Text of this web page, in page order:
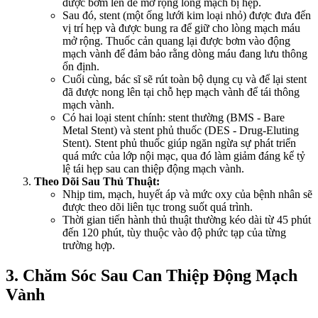
được bơm lên để mở rộng lòng mạch bị hẹp.
Sau đó, stent (một ống lưới kim loại nhỏ) được đưa đến
vị trí hẹp và được bung ra để giữ cho lòng mạch máu
mở rộng. Thuốc cản quang lại được bơm vào động
mạch vành để đảm bảo rằng dòng máu đang lưu thông
ổn định.
Cuối cùng, bác sĩ sẽ rút toàn bộ dụng cụ và để lại stent
đã được nong lên tại chỗ hẹp mạch vành để tái thông
mạch vành.
Có hai loại stent chính: stent thường (BMS - Bare
Metal Stent) và stent phủ thuốc (DES - Drug-Eluting
Stent). Stent phủ thuốc giúp ngăn ngừa sự phát triển
quá mức của lớp nội mạc, qua đó làm giảm đáng kể tỷ
lệ tái hẹp sau can thiệp động mạch vành.
Theo Dõi Sau Thủ Thuật:
Nhịp tim, mạch, huyết áp và mức oxy của bệnh nhân sẽ
được theo dõi liên tục trong suốt quá trình.
Thời gian tiến hành thủ thuật thường kéo dài từ 45 phút
đến 120 phút, tùy thuộc vào độ phức tạp của từng
trường hợp.
3. Chăm Sóc Sau Can Thiệp Động Mạch
Vành